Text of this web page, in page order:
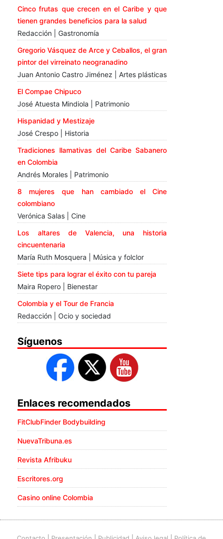
Cinco frutas que crecen en el Caribe y que
tienen grandes beneficios para la salud
Redacción | Gastronomía
Gregorio Vásquez de Arce y Ceballos, el gran
pintor del virreinato neogranadino
Juan Antonio Castro Jiménez | Artes plásticas
El Compae Chipuco
José Atuesta Mindiola | Patrimonio
Hispanidad y Mestizaje
José Crespo | Historia
Tradiciones llamativas del Caribe Sabanero
en Colombia
Andrés Morales | Patrimonio
8 mujeres que han cambiado el Cine
colombiano
Verónica Salas | Cine
Los altares de Valencia, una historia
cincuentenaria
María Ruth Mosquera | Música y folclor
Siete tips para lograr el éxito con tu pareja
Maira Ropero | Bienestar
Colombia y el Tour de Francia
Redacción | Ocio y sociedad
Síguenos
Enlaces recomendados
FitClubFinder Bodybuilding
NuevaTribuna.es
Revista Afribuku
Escritores.org
Casino online Colombia